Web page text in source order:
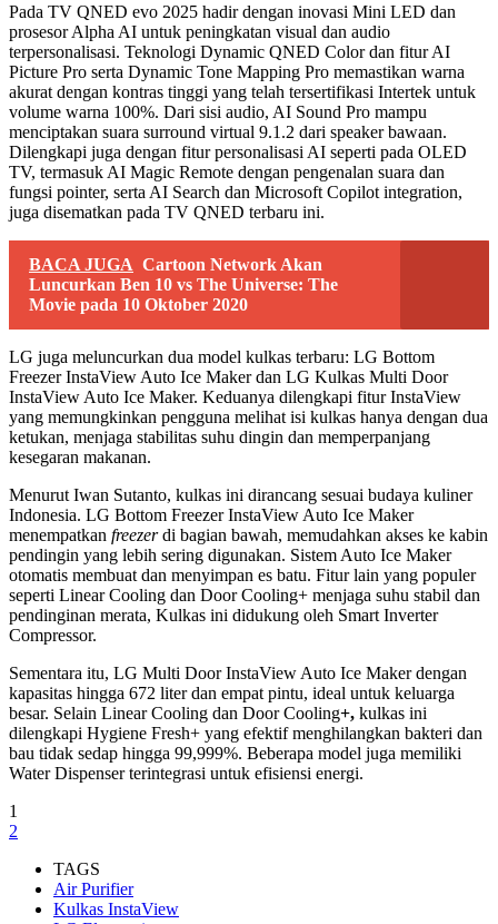
Pada TV QNED evo 2025 hadir dengan inovasi Mini LED dan
prosesor Alpha AI untuk peningkatan visual dan audio
terpersonalisasi. Teknologi Dynamic QNED Color dan fitur AI
Picture Pro serta Dynamic Tone Mapping Pro memastikan warna
akurat dengan kontras tinggi yang telah tersertifikasi Intertek untuk
volume warna 100%. Dari sisi audio, AI Sound Pro mampu
menciptakan suara surround virtual 9.1.2 dari speaker bawaan.
Dilengkapi juga dengan fitur personalisasi AI seperti pada OLED
TV, termasuk AI Magic Remote dengan pengenalan suara dan
fungsi pointer, serta AI Search dan Microsoft Copilot integration,
juga disematkan pada TV QNED terbaru ini.
BACA JUGA Cartoon Network Akan
Luncurkan Ben 10 vs The Universe: The
Movie pada 10 Oktober 2020
LG juga meluncurkan dua model kulkas terbaru: LG Bottom
Freezer InstaView Auto Ice Maker dan LG Kulkas Multi Door
InstaView Auto Ice Maker. Keduanya dilengkapi fitur InstaView
yang memungkinkan pengguna melihat isi kulkas hanya dengan dua
ketukan, menjaga stabilitas suhu dingin dan memperpanjang
kesegaran makanan.
Menurut Iwan Sutanto, kulkas ini dirancang sesuai budaya kuliner
Indonesia. LG Bottom Freezer InstaView Auto Ice Maker
menempatkan freezerdi bagian bawah, memudahkan akses ke kabin
pendingin yang lebih sering digunakan. Sistem Auto Ice Maker
otomatis membuat dan menyimpan es batu. Fitur lain yang populer
seperti Linear Cooling dan Door Cooling+ menjaga suhu stabil dan
pendinginan merata, Kulkas ini didukung oleh Smart Inverter
Compressor.
Sementara itu, LG Multi Door InstaView Auto Ice Maker dengan
kapasitas hingga 672 liter dan empat pintu, ideal untuk keluarga
besar. Selain Linear Cooling dan Door Cooling+, kulkas ini
dilengkapi Hygiene Fresh+ yang efektif menghilangkan bakteri dan
bau tidak sedap hingga 99,999%. Beberapa model juga memiliki
Water Dispenser terintegrasi untuk efisiensi energi.
1
2
TAGS
Air Purifier
Kulkas InstaView